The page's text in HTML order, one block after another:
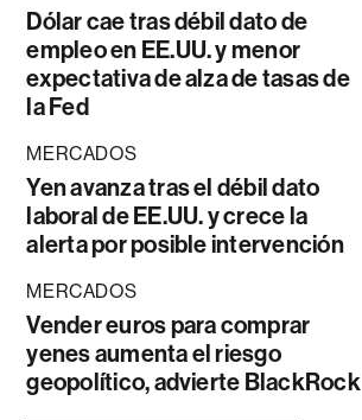
Dólar cae tras débil dato de
empleo en EE.UU. y menor
expectativa de alza de tasas de
la Fed
MERCADOS
Yen avanza tras el débil dato
laboral de EE.UU. y crece la
alerta por posible intervención
MERCADOS
Vender euros para comprar
yenes aumenta el riesgo
geopolítico, advierte BlackRock